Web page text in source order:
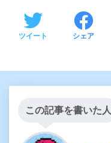
ツイート シェア
この記事を書いた人